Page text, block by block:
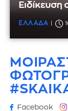
ΕΛΛΑΔΑ
Facebook